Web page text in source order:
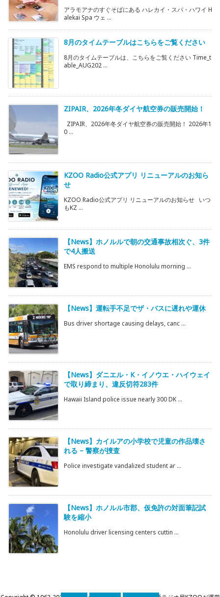
アラモアナのすぐそばにある ハレカイ・スパ・ハワイ H
alekai Spa ウェ ...
8月のタイムテーブルはこちらをご覧ください
8月のタイムテーブルは、こちらをご覧ください Time_t
able_AUG202 ...
ZIPAIR、2026年冬ダイヤ航空券の販売開始！
ZIPAIR、2026年冬ダイヤ航空券の販売開始！ 2026年1
0 ...
KZOO Radio公式アプリ リニューアルのお知ら
せ
KZOO Radio公式アプリ リニューアルのお知らせ いつ
もKZ ...
【News】ホノルルで朝の交通事故相次ぐ、3件
で4人搬送
EMS respond to multiple Honolulu morning ...
【News】運転手不足でザ・バスに遅れや運休
Bus driver shortage causing delays, canc ...
【News】ダニエル・K・イノウエ・ハイウェイ
で取り締まり、違反切符283件
Hawaii Island police issue nearly 300 DK ...
【News】カイルアの小学校で児童の作品壊さ
れる – 警察が捜査
Police investigate vandalized student ar ...
【News】ホノルル市郡、仮免許の対面筆記試
験を縮小
Honolulu driver licensing centers cuttin ...